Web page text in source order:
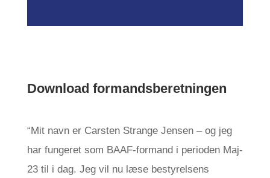
Download formandsberetningen
“Mit navn er Carsten Strange Jensen – og jeg
har fungeret som BAAF-formand i perioden Maj-
23 til i dag. Jeg vil nu læse bestyrelsens